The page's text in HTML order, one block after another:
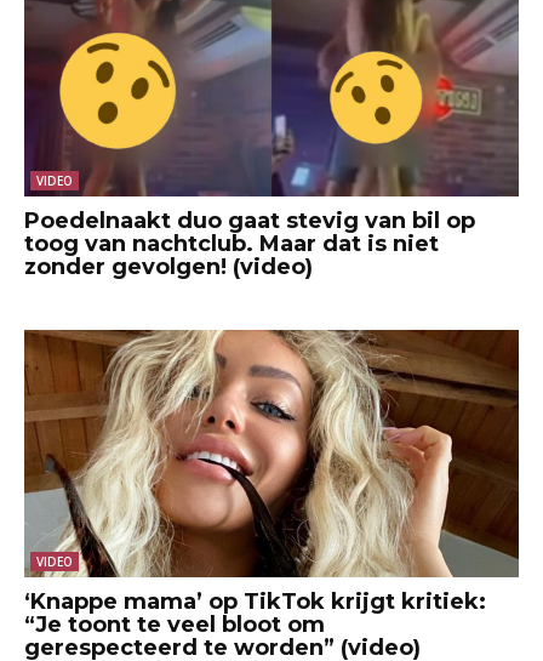
VIDEO
Poedelnaakt duo gaat stevig van bil op
toog van nachtclub. Maar dat is niet
zonder gevolgen! (video)
VIDEO
‘Knappe mama’ op TikTok krijgt kritiek:
“Je toont te veel bloot om
gerespecteerd te worden” (video)